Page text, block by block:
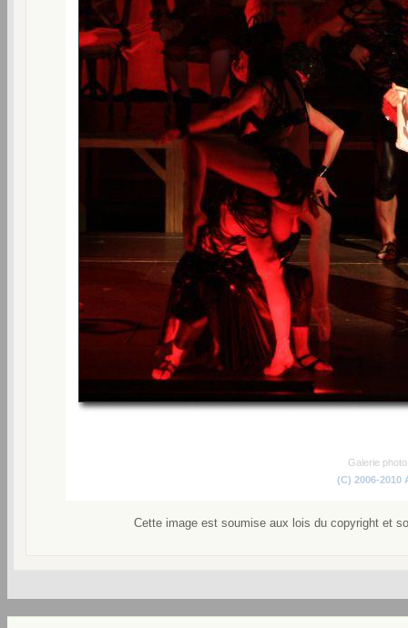
Galerie
(C) 2006-2010
Cette image est soumise aux lois du copyright et